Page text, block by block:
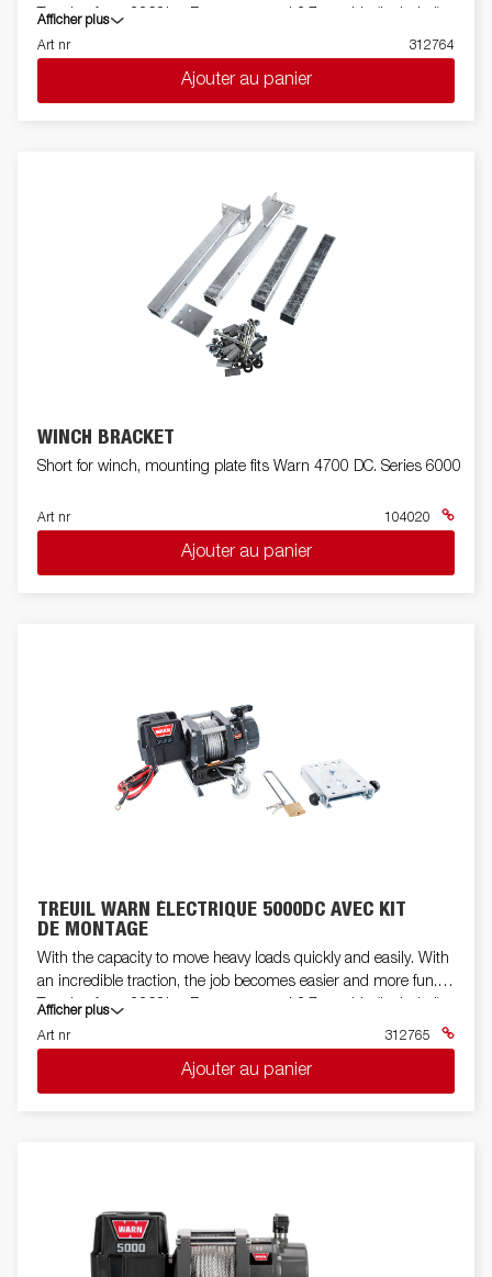
Traction force 2268kg, Remote control 3.7m cable (included).
Line 18.3 m. Motor: Permanent magnet. Brake: Dynamic and
mechanical. Voltage: 12 volts DC. Coupling (disengagement):
Via lever. Drum diameter: 7.62 cm. Gearbox: 3-stage planetary
gear. Lin leader: Hawse. Exchange: 216: 1
Afficher plus
Art nr
312764
Ajouter au panier
WINCH BRACKET
Short for winch, mounting plate fits Warn 4700 DC. Series 6000
Art nr 104020
Ajouter au panier
TREUIL WARN ÉLECTRIQUE 5000DC AVEC KIT
DE MONTAGE
With the capacity to move heavy loads quickly and easily. With
an incredible traction, the job becomes easier and more fun.
Traction force 2268kg, Remote control 3.7m cable (included).
Line 18.3 m. Motor: Permanent magnet. Brake: Dynamic and
mechanical. Voltage: 12 volts DC. Coupling (disengagement):
Via lever. Drum diameter: 7.62 cm. Gearbox: 3-stage planetary
gear. Lin leader: Hawse. Exchange: 216: 1
Afficher plus
Art nr
312765
Ajouter au panier